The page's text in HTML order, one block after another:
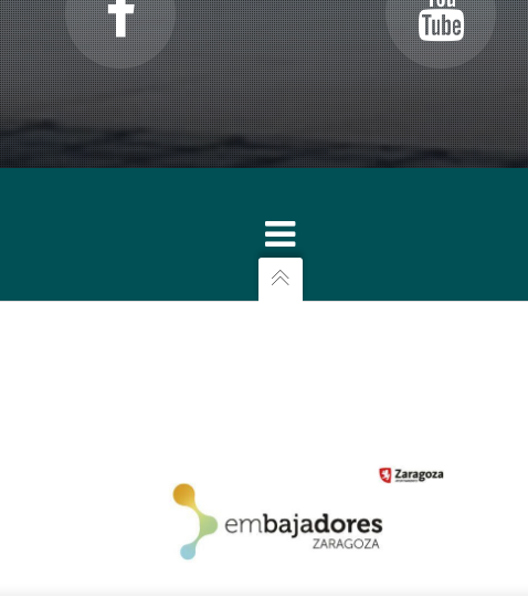
francés contemporáneo de Bacarisse, si bien su estilo musical fue
de Falla con quien mantuvo una cálida relación de amistad y mutua
para clave compuestos en el siglo xx, ofrece sugerentes
xvii y xviii y al renacimiento del clave, no sólo como instrumento
descendencia delConcerto de Falla. Así, en la partitura
de su composición, detalles sobre la historia y el contenido
per Clavicembalo (o pianoforte), Flauto, Oboe, Clarinetto, Violino e